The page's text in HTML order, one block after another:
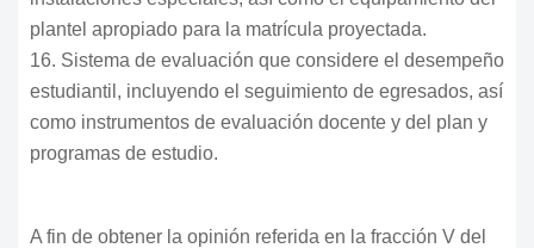
plantel apropiado para la matrícula proyectada.
16. Sistema de evaluación que considere el desempeño
estudiantil, incluyendo el seguimiento de egresados, así
como instrumentos de evaluación docente y del plan y
programas de estudio.
A fin de obtener la opinión referida en la fracción V del